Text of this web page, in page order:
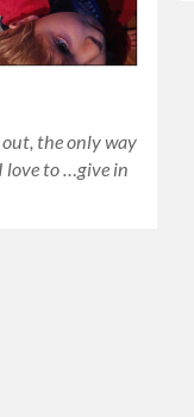
out, the only way
love to …give in